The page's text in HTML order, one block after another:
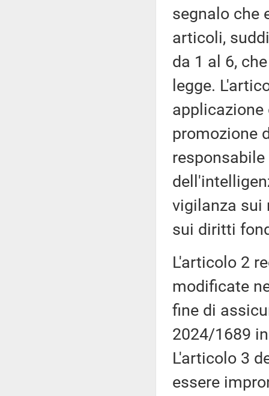
segnalo che
articoli,
da 1 al 6,
legge.
applicazione
promozione
vigilanza sui
sui diritti
L'articolo 2
modificate
fine di
2024/1689
L'articolo 3
essere